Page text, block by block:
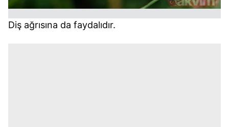
Diş ağrısına da faydalıdır.